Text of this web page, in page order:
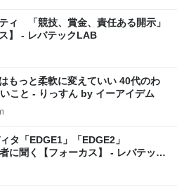
ィ 「競技、賞金、責任ある開示」
】 - レバテックLAB
もっと柔軟に変えていい 40代のわ
こと - りっすん by イーアイデム
タ「EDGE1」「EDGE2」
に聞く【フォーカス】 - レバテック